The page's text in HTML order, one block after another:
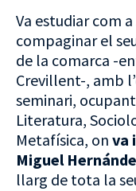
Va estudiar com
compaginar el
de la comarca -
Crevillent-, amb
seminari,
Literatura,
Metafísica, on va
Miguel
llarg de tota la